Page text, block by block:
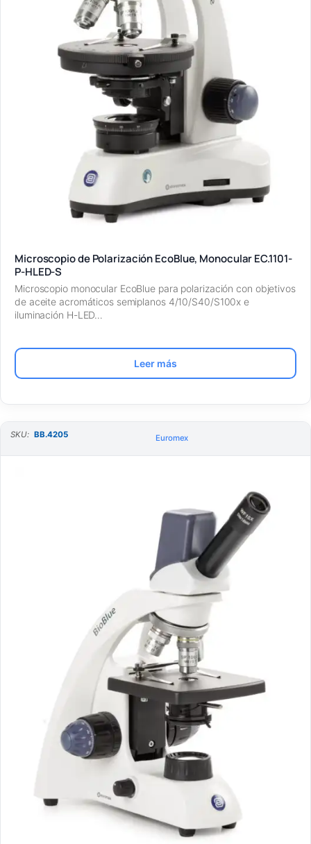
Microscopio de Polarización EcoBlue, Monocular EC.1101-
P-HLED-S
Microscopio monocular EcoBlue para polarización con objetivos
de aceite acromáticos semiplanos 4/10/S40/S100x e
iluminación H-LED…
Leer más
SKU: BB.4205 Euromex